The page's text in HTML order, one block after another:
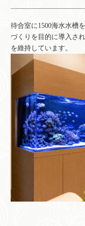
待合室に1500海水水槽
づくりを目的に導入さ
を維持しています。